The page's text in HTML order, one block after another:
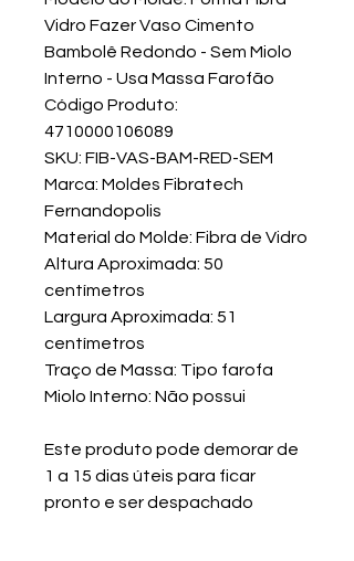
Vidro Fazer Vaso Cimento
Bambolê Redondo - Sem Miolo
Interno - Usa Massa Farofão
Código Produto:
4710000106089
SKU: FIB-VAS-BAM-RED-SEM
Marca: Moldes Fibratech
Fernandopolis
Material do Molde: Fibra de Vidro
Altura Aproximada: 50
centímetros
Largura Aproximada: 51
centímetros
Traço de Massa: Tipo farofa
Miolo Interno: Não possui
Este produto pode demorar de
1 a 15 dias úteis para ficar
pronto e ser despachado